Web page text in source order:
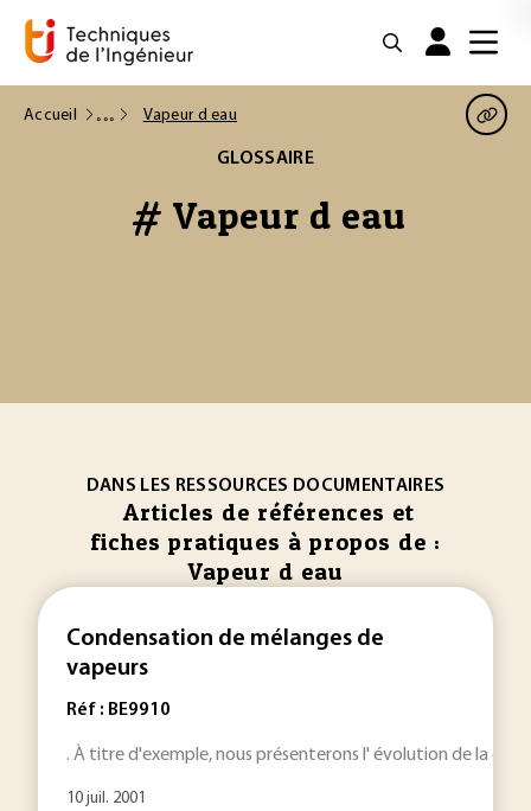
Accueil Vapeur d eau
GLOSSAIRE
# Vapeur d eau
DANS LES RESSOURCES DOCUMENTAIRES
Articles de références et
fiches pratiques à propos de :
Vapeur d eau
Condensation de mélanges de
vapeurs
Réf : BE9910
. À titre d'exemple, nous présenterons l' évolution de la
10 juil. 2001